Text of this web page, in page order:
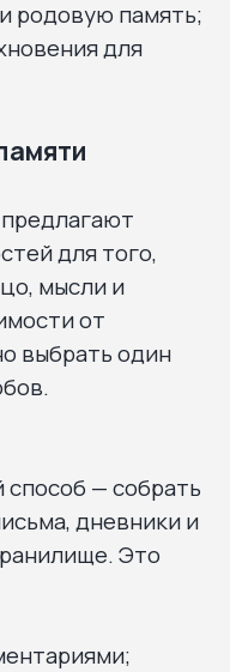
родовую память;
для
для того,
мысли и
от
выбрать один
способ — собрать
дневники и
Это